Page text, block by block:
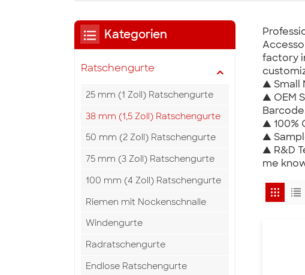
factory
▲ Small
▲ OEM
▲ 100%
▲
▲ R&D
me
Kategorien
Ratschengurte
25 mm (1 Zoll) Ratschengurte
38 mm (1,5 Zoll) Ratschengurte
50 mm (2 Zoll) Ratschengurte
75 mm (3 Zoll) Ratschengurte
100 mm (4 Zoll) Ratschengurte
Riemen mit Nockenschnalle
Windengurte
Radratschengurte
Endlose Ratschengurte